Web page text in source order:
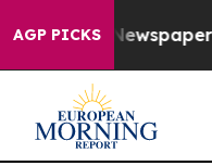
AGP PICKSOwner